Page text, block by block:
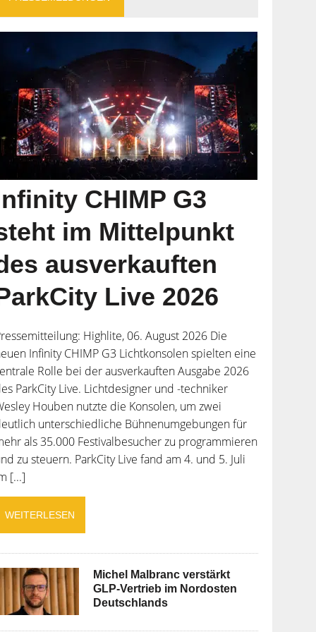
CHIMP G3
im Mittelpunkt
ausverkauften
Live 2026
Highlite, 06. August 2026 Die
Infinity CHIMP G3 Lichtkonsolen spielten eine
Rolle bei der ausverkauften Ausgabe 2026
ParkCity Live. Lichtdesigner und -techniker
Houben nutzte die Konsolen, um zwei
unterschiedliche Bühnenumgebungen für
als 35.000 Festivalbesucher zu programmieren
zu steuern. ParkCity Live fand am 4. und 5. Juli
[...]
WEITERLESEN
Michel Malbranc verstärkt
GLP-Vertrieb im Nordosten
Deutschlands